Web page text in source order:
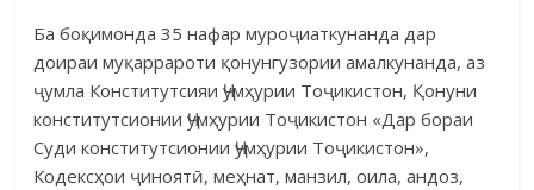
Ба боқимонда 35 нафар муроҷиаткунанда дар
доираи муқаррароти қонунгузории амалкунанда, аз
ҷумла Конститутсияи Ҷумҳурии Тоҷикис­тон, Қонуни
конститутсионии Ҷумҳурии Тоҷикистон «Дар бораи
Суди конститутсионии Ҷумҳурии Тоҷикистон»,
Кодексҳои ҷиноятӣ, меҳнат, манзил, оила, андоз,